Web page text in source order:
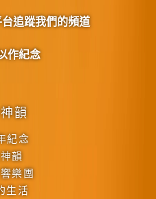
韻
紀念
韻
樂團
生活
追蹤我們的頻道
作紀念